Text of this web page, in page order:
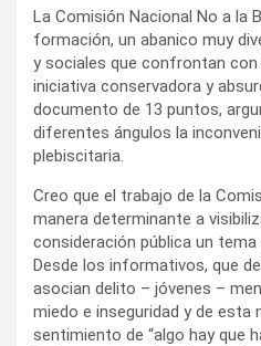
La Comisión Nacional No a la
formación, un abanico muy
y sociales que confrontan
iniciativa conservadora y
documento de 13 puntos,
diferentes ángulos la
plebiscitaria.
Creo que el trabajo de la
manera determinante a
consideración pública un tema
Desde los informativos, que
asocian delito – jóvenes –
miedo e inseguridad y de esta
sentimiento de “algo hay que